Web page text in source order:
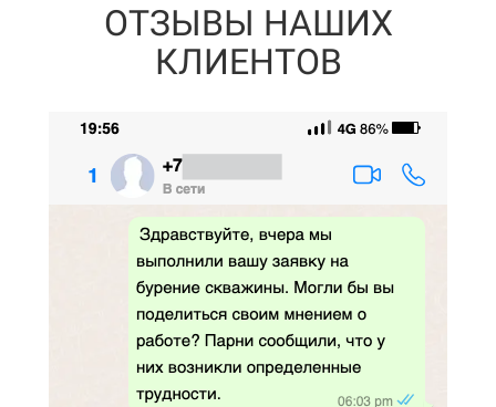
ОТЗЫВЫ НАШИХ
КЛИЕНТОВ